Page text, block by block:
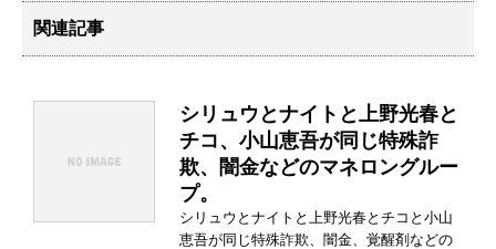
関連記事
シリュウとナイトと上野光春と
チコ、小山恵吾が同じ特殊詐
欺、闇金などのマネロングルー
プ。
シリュウとナイトと上野光春とチコと小山
恵吾が同じ特殊詐欺、闇金、覚醒剤などの